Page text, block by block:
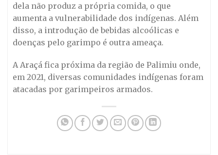
dela não produz a própria comida, o que
aumenta a vulnerabilidade dos indígenas. Além
disso, a introdução de bebidas alcoólicas e
doenças pelo garimpo é outra ameaça.
A Araçá fica próxima da região de Palimiu onde,
em 2021, diversas comunidades indígenas foram
atacadas por garimpeiros armados.